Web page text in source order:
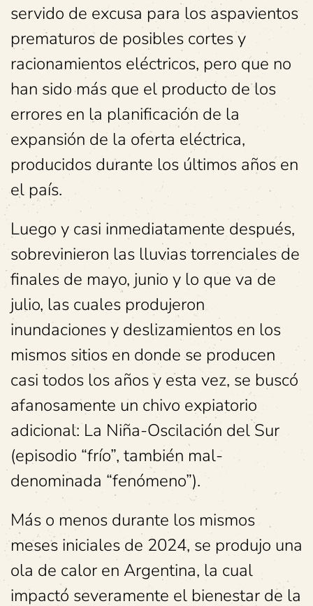
servido de excusa para los aspavientos
prematuros de posibles cortes y
racionamientos eléctricos, pero que no
han sido más que el producto de los
errores en la planificación de la
expansión de la oferta eléctrica,
producidos durante los últimos años en
el país.
Luego y casi inmediatamente después,
sobrevinieron las lluvias torrenciales de
finales de mayo, junio y lo que va de
julio, las cuales produjeron
inundaciones y deslizamientos en los
mismos sitios en donde se producen
casi todos los años y esta vez, se buscó
afanosamente un chivo expiatorio
adicional: La Niña-Oscilación del Sur
(episodio “frío”, también mal-
denominada “fenómeno”).
Más o menos durante los mismos
meses iniciales de 2024, se produjo una
ola de calor en Argentina, la cual
impactó severamente el bienestar de la